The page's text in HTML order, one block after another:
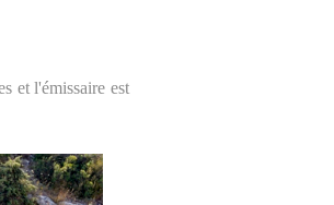
et l'émissaire est